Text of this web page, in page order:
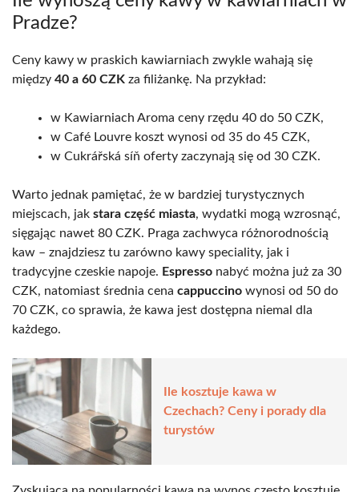
Pradze?
Ceny kawy w praskich kawiarniach zwykle wahają się
między 40 a 60 CZK za filiżankę. Na przykład:
w Kawiarniach Aroma ceny rzędu 40 do 50 CZK,
w Café Louvre koszt wynosi od 35 do 45 CZK,
w Cukrářská síň oferty zaczynają się od 30 CZK.
Warto jednak pamiętać, że w bardziej turystycznych
miejscach, jak stara część miasta, wydatki mogą wzrosnąć,
sięgając nawet 80 CZK. Praga zachwyca różnorodnością
kaw – znajdziesz tu zarówno kawy speciality, jak i
tradycyjne czeskie napoje. Espresso nabyć można już za 30
CZK, natomiast średnia cena cappuccino wynosi od 50 do
70 CZK, co sprawia, że kawa jest dostępna niemal dla
każdego.
Ile kosztuje kawa w
Czechach? Ceny i porady dla
turystów